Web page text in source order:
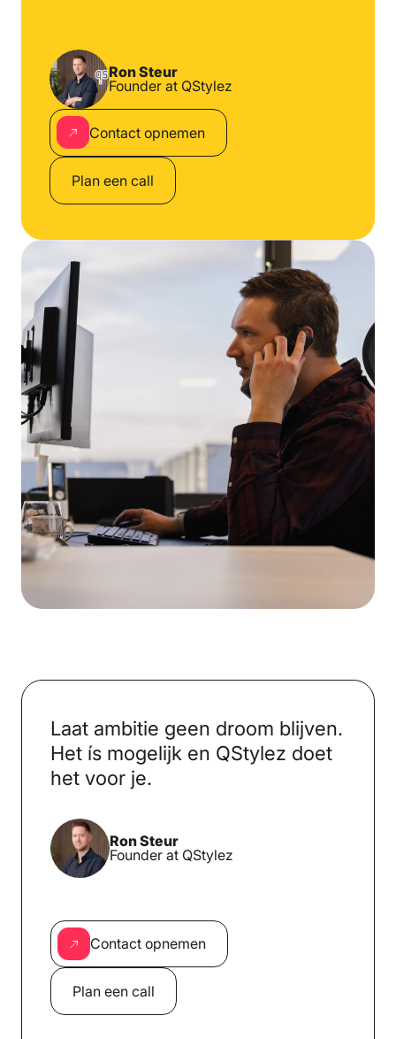
Ron Steur
Founder at QStylez
Contact opnemen
Plan een call
Laat ambitie geen droom blijven.
Het ís mogelijk en QStylez doet
het voor je.
Ron Steur
Founder at QStylez
Contact opnemen
Plan een call